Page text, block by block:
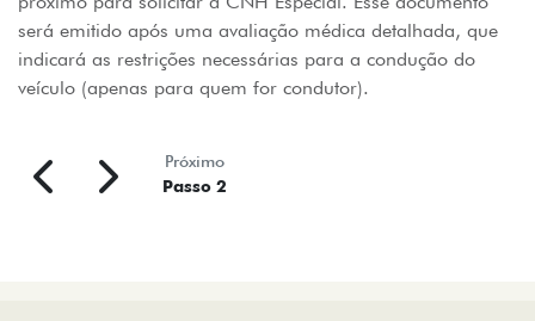
será emitido após uma avaliação médica detalhada, que
indicará as restrições necessárias para a condução do
veículo (apenas para quem for condutor).
Próximo
Passo 2